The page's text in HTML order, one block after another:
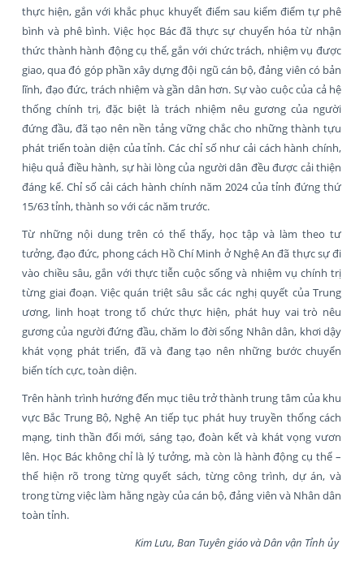
thực hiện, gắn với khắc phục khuyết điểm sau kiểm điểm tự phê
bình và phê bình. Việc học Bác đã thực sự chuyển hóa từ nhận
thức thành hành động cụ thể, gắn với chức trách, nhiệm vụ được
giao, qua đó góp phần xây dựng đội ngũ cán bộ, đảng viên có bản
lĩnh, đạo đức, trách nhiệm và gần dân hơn. Sự vào cuộc của cả hệ
thống chính trị, đặc biệt là trách nhiệm nêu gương của người
đứng đầu, đã tạo nên nền tảng vững chắc cho những thành tựu
phát triển toàn diện của tỉnh. Các chỉ số như cải cách hành chính,
hiệu quả điều hành, sự hài lòng của người dân đều được cải thiện
đáng kể. Chỉ số cải cách hành chính năm 2024 của tỉnh đứng thứ
15/63 tỉnh, thành so với các năm trước.
Từ những nội dung trên có thể thấy, học tập và làm theo tư
tưởng, đạo đức, phong cách Hồ Chí Minh ở Nghệ An đã thực sự đi
vào chiều sâu, gắn với thực tiễn cuộc sống và nhiệm vụ chính trị
từng giai đoạn. Việc quán triệt sâu sắc các nghị quyết của Trung
ương, linh hoạt trong tổ chức thực hiện, phát huy vai trò nêu
gương của người đứng đầu, chăm lo đời sống Nhân dân, khơi dậy
khát vọng phát triển, đã và đang tạo nên những bước chuyển
biến tích cực, toàn diện.
Trên hành trình hướng đến mục tiêu trở thành trung tâm của khu
vực Bắc Trung Bộ, Nghệ An tiếp tục phát huy truyền thống cách
mạng, tinh thần đổi mới, sáng tạo, đoàn kết và khát vọng vươn
lên. Học Bác không chỉ là lý tưởng, mà còn là hành động cụ thể –
thể hiện rõ trong từng quyết sách, từng công trình, dự án, và
trong từng việc làm hằng ngày của cán bộ, đảng viên và Nhân dân
toàn tỉnh.
Kim Lưu, Ban Tuyên giáo và Dân vận Tỉnh ủy